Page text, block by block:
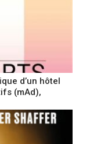
d’un hôtel
(mAd),